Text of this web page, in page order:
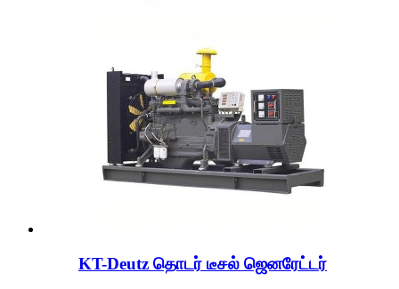
KT-Deutz தொடர் டீசல் ஜெனரேட்டர்